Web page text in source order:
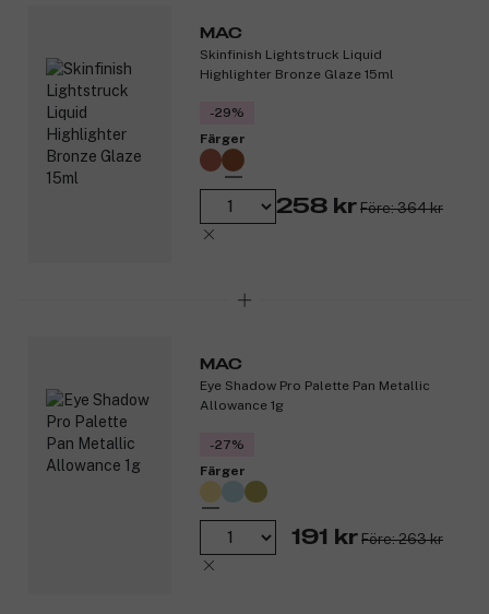
3203790MAC
Skinfinish Lightstruck Liquid
Highlighter Bronze Glaze 15ml
-29%
Färger
258 kr Före: 364 kr
MAC
Eye Shadow Pro Palette Pan Metallic
Allowance 1g
-27%
Färger
191 kr Före: 263 kr